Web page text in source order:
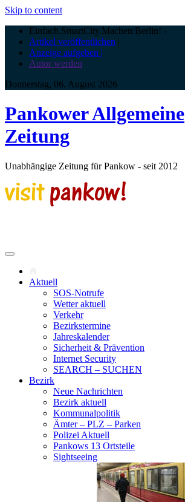
Skip to content
Einfach.SmartCity.Machen:Berlin! -
Artikel veröffentlichen |
Anzeige aufgeben |
Autor werden
Donnerstag, 06. August 2026
Pankower Allgemeine
Zeitung
Unabhängige Zeitung für Pankow - seit 2012
Aktuell
SOS-Notrufe
Wetter aktuell
Verkehr
Bezirkstermine
Jahreskalender
Sicherheit & Prävention
Internet Security
SEARCH – SUCHEN
Bezirk
Neue Nachrichten
Bezirk aktuell
Kommunalpolitik
Ämter – PLZ – Parken
Polizei Aktuell
Pankows 13 Ortsteile
Sightseeing